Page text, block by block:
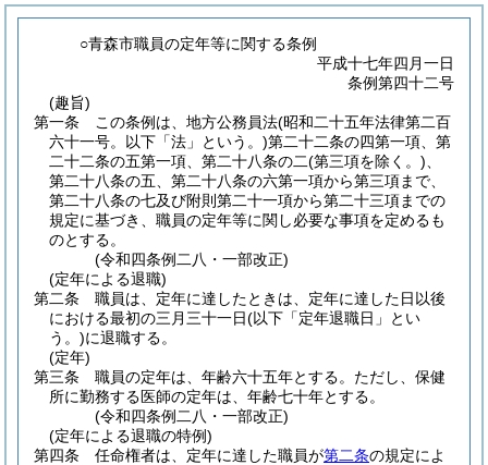
○青森市職員の定年等に関する条例
平成十七年四月一日
条例第四十二号
(趣旨)
第一条
この条例は、地方公務員法(昭和二十五年法律第二百
六十一号。以下「法」という。)第二十二条の四第一項、第
二十二条の五第一項、第二十八条の二(第三項を除く。)
第二十八条の五、第二十八条の六第一項から第三項まで、
第二十八条の七及び附則第二十一項から第二十三項までの
規定に基づき、職員の定年等に関し必要な事項を定めるも
のとする。
(令和四条例二八・一部改正)
(定年による退職)
第二条
職員は、定年に達したときは、定年に達した日以後
における最初の三月三十一日(以下「定年退職日」とい
う。)に退職する。
(定年)
第三条
職員の定年は、年齢六十五年とする。 ただし、保健
所に勤務する医師の定年は、年齢七十年とする。
(令和四条例二八・一部改正)
(定年による退職の特例)
第四条
任命権者は、定年に達した職員が第二条の規定によ